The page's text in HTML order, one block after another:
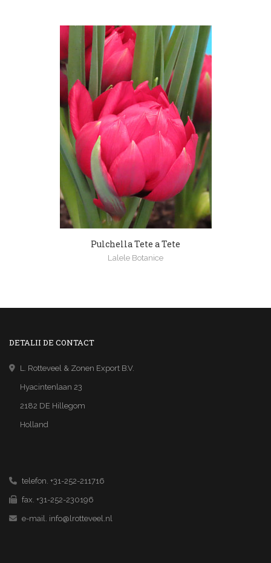
Pulchella Tete a Tete
Lalele Botanice
DETALII DE CONTACT
L. Rotteveel & Zonen Export B.V.
Hyacintenlaan 23
2182 DE Hillegom
Holland
telefon. +31-252-211716
fax. +31-252-230196
e-mail. info@lrotteveel.nl